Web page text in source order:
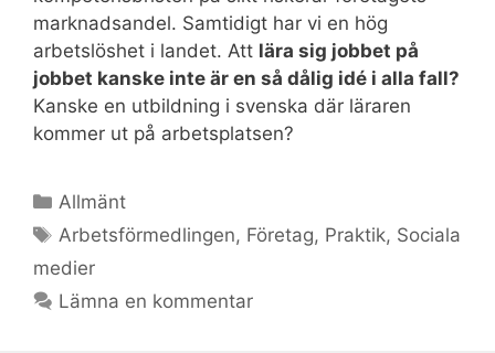
marknadsandel. Samtidigt har vi en hög
arbetslöshet i landet. Att lära sig jobbet på
jobbet kanske inte är en så dålig idé i alla fall?
Kanske en utbildning i svenska där läraren
kommer ut på arbetsplatsen?
Kategorier
Allmänt
Etiketter
Arbetsförmedlingen, Företag, Praktik, Sociala
medier
Lämna en kommentar